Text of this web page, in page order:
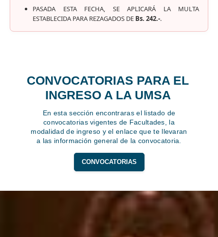
PASADA ESTA FECHA, SE APLICARÁ LA MULTA
ESTABLECIDA PARA REZAGADOS DE Bs. 242.-.
CONVOCATORIAS PARA EL
INGRESO A LA UMSA
En esta sección encontraras el listado de
convocatorias vigentes de Facultades, la
modalidad de ingreso y el enlace que te llevaran
a las información general de la convocatoria.
CONVOCATORIAS